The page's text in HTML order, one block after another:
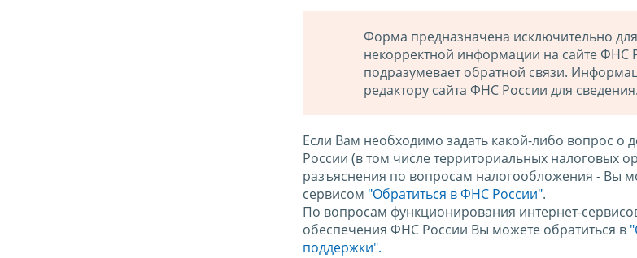
Форма предназначена исключительно
некорректной информации на сайте ФНС
подразумевает обратной связи.
редактору сайта ФНС России для сведения.
Если Вам необходимо задать какой-либо вопрос о
России (в том числе территориальных налоговых
разъяснения по вопросам налогообложения - Вы
сервисом "Обратиться в ФНС России".
По вопросам функционирования интернет-
обеспечения ФНС России Вы можете обратиться в
поддержки".